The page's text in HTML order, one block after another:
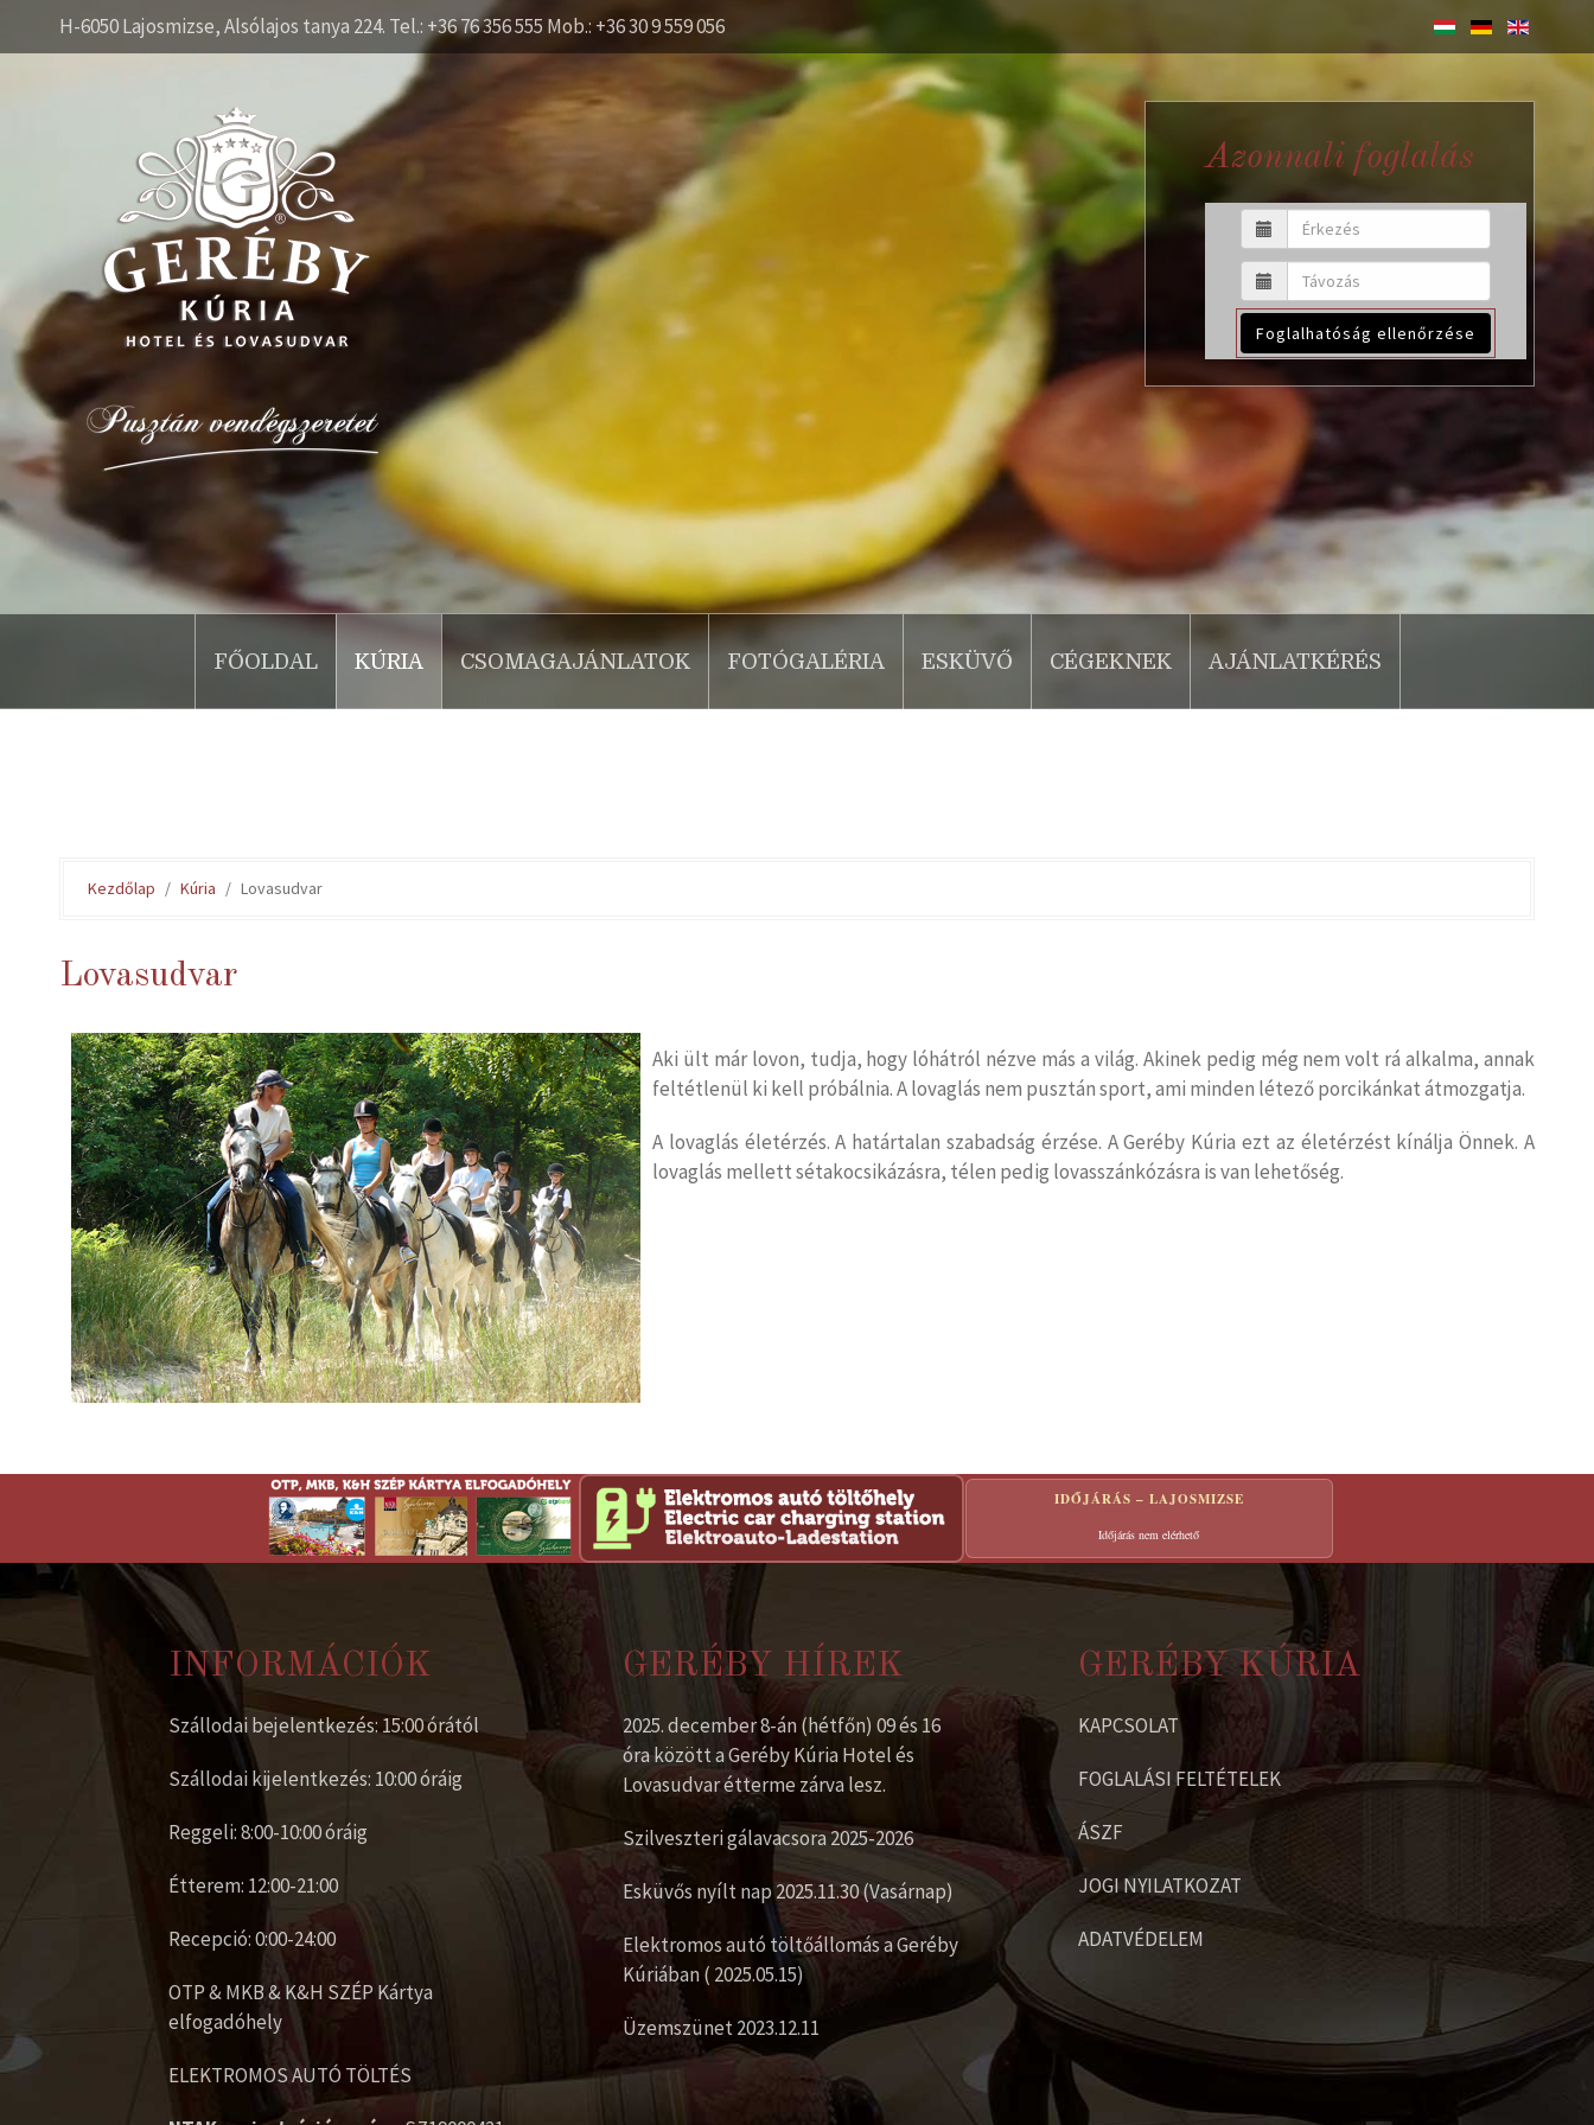
H-6050 Lajosmizse, Alsólajos tanya 224. Tel.: +36 76 356 555 Mob.: +36 30 9 559 056
Azonnali foglalás
Foglalhatóság ellenőrzése
FŐOLDAL KÚRIA CSOMAGAJÁNLATOK FOTÓGALÉRIA ESKÜVŐ CÉGEKNEK AJÁNLATKÉRÉS
Kezdőlap Kúria Lovasudvar
Lovasudvar
Aki ült már lovon, tudja, hogy lóhátról nézve más a világ. Akinek pedig még nem volt rá alkalma, annak
feltétlenül ki kell próbálnia. A lovaglás nem pusztán sport, ami minden létező porcikánkat átmozgatja.
A lovaglás életérzés. A határtalan szabadság érzése. A Geréby Kúria ezt az életérzést kínálja Önnek. A
lovaglás mellett sétakocsikázásra, télen pedig lovasszánkózásra is van lehetőség.
IDŐJÁRÁS – LAJOSMIZSE
Időjárás nem elérhető
INFORMÁCIÓK
Szállodai bejelentkezés: 15:00 órától
Szállodai kijelentkezés: 10:00 óráig
Reggeli: 8:00-10:00 óráig
Étterem: 12:00-21:00
Recepció: 0:00-24:00
OTP & MKB & K&H SZÉP Kártya
elfogadóhely
ELEKTROMOS AUTÓ TÖLTÉS
GERÉBY HÍREK
2025. december 8-án (hétfőn) 09 és 16
óra között a Geréby Kúria Hotel és
Lovasudvar étterme zárva lesz.
Szilveszteri gálavacsora 2025-2026
Esküvős nyílt nap 2025.11.30 (Vasárnap)
Elektromos autó töltőállomás a Geréby
Kúriában ( 2025.05.15)
Üzemszünet 2023.12.11
GERÉBY KÚRIA
KAPCSOLAT
FOGLALÁSI FELTÉTELEK
ÁSZF
JOGI NYILATKOZAT
ADATVÉDELEM